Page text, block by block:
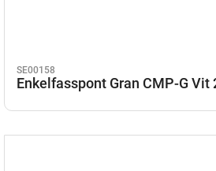
SE00158
Enkelfasspont Gran CMP-G Vit